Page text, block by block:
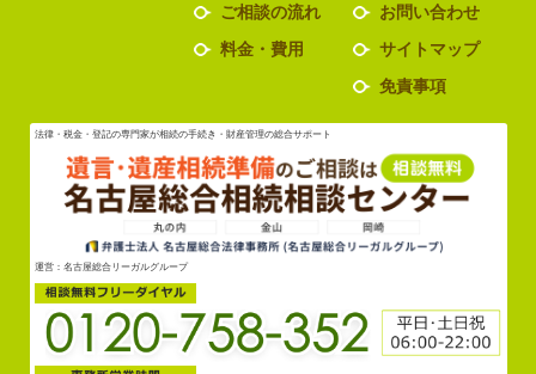
ご相談の流れ
料金・費用
お問い合わせ
サイトマップ
免責事項
法律・税金・登記の専門家が相続の手続き・財産管理の総合サポート
運営：名古屋総合リーガルグループ